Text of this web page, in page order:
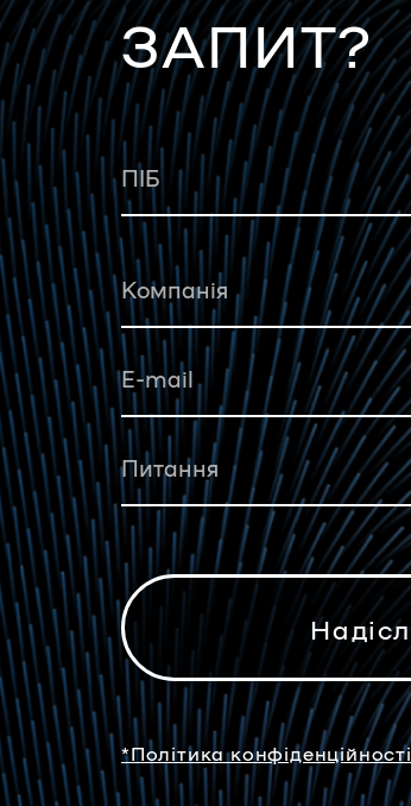
ЗАПИТ?
*Політика конфіденційності